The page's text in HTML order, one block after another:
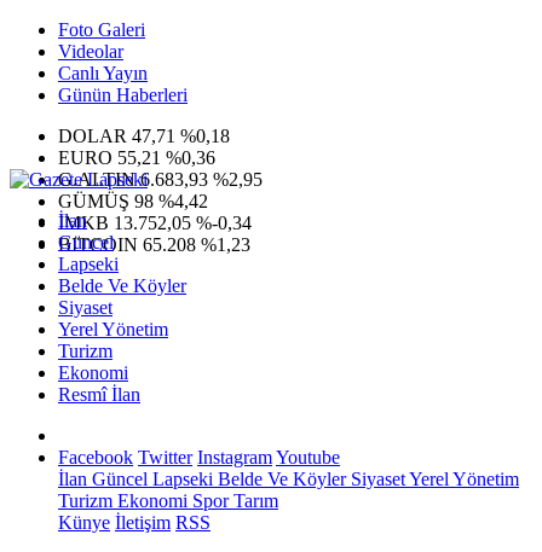
Foto Galeri
Videolar
Canlı Yayın
Günün Haberleri
DOLAR 47,71 %0,18
EURO 55,21 %0,36
G.ALTIN6.683,93 %2,95
GÜMÜŞ 98 %4,42
IMKB 13.752,05 %-0,34
BITCOIN 65.208 %1,23
İlan
Güncel
Lapseki
Belde Ve Köyler
Siyaset
Yerel Yönetim
Turizm
Ekonomi
Resmî İlan
Facebook Twitter InstagramYoutube
İlan Güncel Lapseki Belde Ve KöylerSiyasetYerel Yönetim
Turizm Ekonomi SporTarım
Künye İletişim RSS